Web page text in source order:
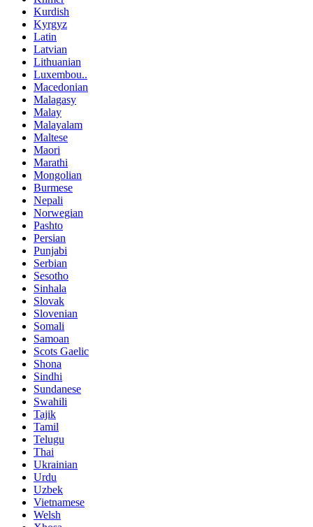
Kurdish
Kyrgyz
Latin
Latvian
Lithuanian
Luxembou..
Macedonian
Malagasy
Malay
Malayalam
Maltese
Maori
Marathi
Mongolian
Burmese
Nepali
Norwegian
Pashto
Persian
Punjabi
Serbian
Sesotho
Sinhala
Slovak
Slovenian
Somali
Samoan
Scots Gaelic
Shona
Sindhi
Sundanese
Swahili
Tajik
Tamil
Telugu
Thai
Ukrainian
Urdu
Uzbek
Vietnamese
Welsh